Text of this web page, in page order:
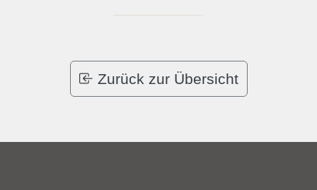
Zurück zur Übersicht